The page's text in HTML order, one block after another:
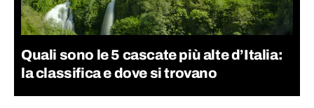
Quali sono le 5 cascate più alte d’Italia:
la classifica e dove si trovano